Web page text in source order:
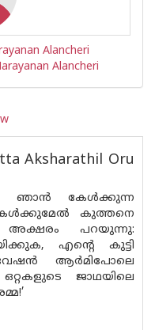
Alancheri
Alancheri
Aksharathil Oru
ഞാന്‍ കേള്‍ക്കുന്ന
കുത്തനെ
പറയുന്നു:
എന്റെ കുട്ടി
ആര്‍മിപോലെ
ജാഥയിലെ